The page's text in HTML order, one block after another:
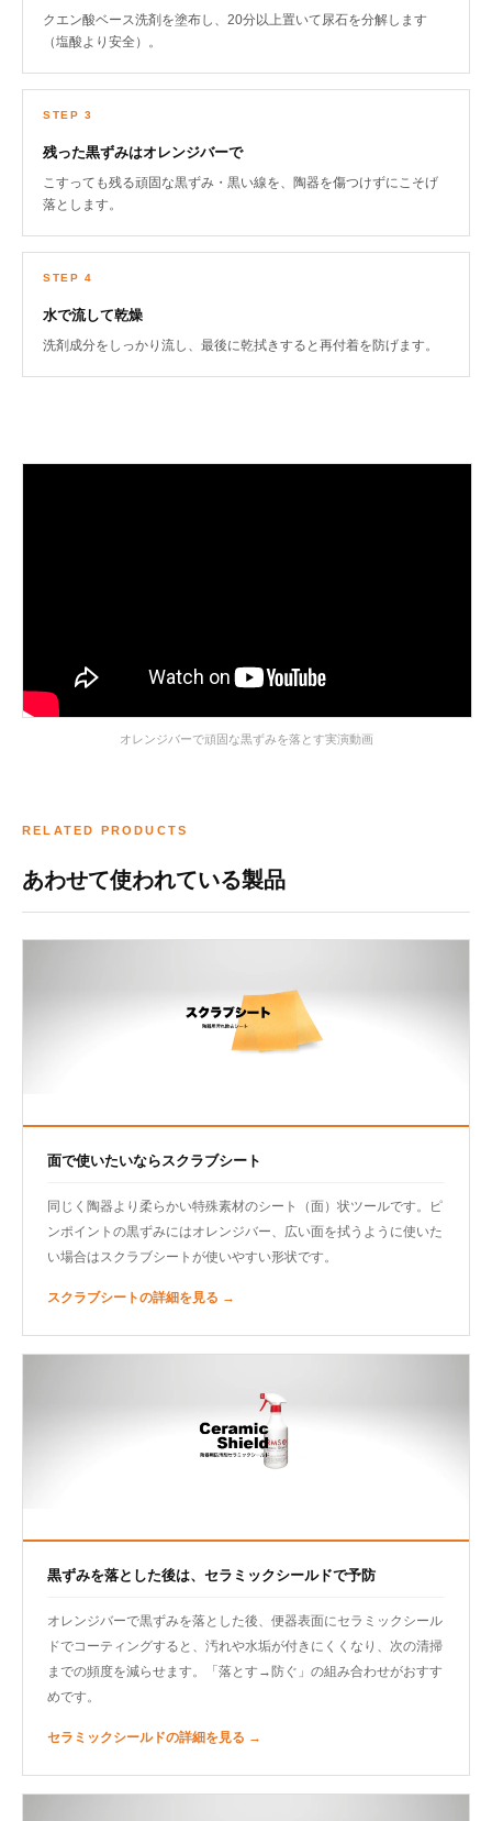
クエン酸ベース洗剤を塗布し、20分以上置いて尿石を分解します
（塩酸より安全）。
STEP 3
残った黒ずみはオレンジバーで
こすっても残る頑固な黒ずみ・黒い線を、陶器を傷つけずにこそげ
落とします。
STEP 4
水で流して乾燥
洗剤成分をしっかり流し、最後に乾拭きすると再付着を防げます。
オレンジバーで頑固な黒ずみを落とす実演動画
RELATED PRODUCTS
あわせて使われている製品
面で使いたいならスクラブシート
同じく陶器より柔らかい特殊素材のシート（面）状ツールです。ピ
ンポイントの黒ずみにはオレンジバー、広い面を拭うように使いた
い場合はスクラブシートが使いやすい形状です。
スクラブシートの詳細を見る →
黒ずみを落とした後は、セラミックシールドで予防
オレンジバーで黒ずみを落とした後、便器表面にセラミックシール
ドでコーティングすると、汚れや水垢が付きにくくなり、次の清掃
までの頻度を減らせます。「落とす→防ぐ」の組み合わせがおすす
めです。
セラミックシールドの詳細を見る →